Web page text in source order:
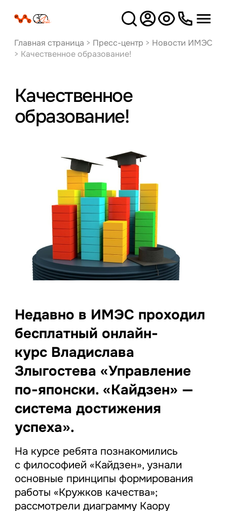
Версия
для слабовидящих
Главная страница > Пресс-центр > Новости ИМЭС
> Качественное образование!
Качественное
образование!
Недавно в ИМЭС проходил
бесплатный онлайн-
курс Владислава
Злыгостева «Управление
по-японски. «Кайдзен» —
система достижения
успеха».
На курсе ребята познакомились
с философией «Кайдзен», узнали
основные принципы формирования
работы «Кружков качества»;
рассмотрели диаграмму Каору